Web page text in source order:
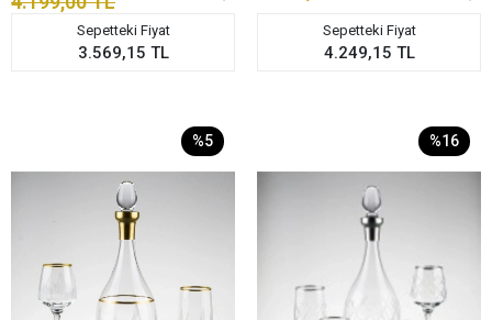
Sepetteki Fiyat
3.569,15 TL
Sepetteki Fiyat
4.249,15 TL
%5 %16